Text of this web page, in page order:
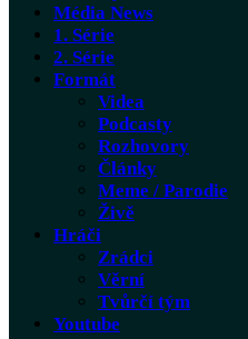
Média News
1. Série
2. Série
Formát
Videa
Podcasty
Rozhovory
Články
Meme / Parodie
Živě
Hráči
Zrádci
Věrní
Tvůrčí tým
Youtube